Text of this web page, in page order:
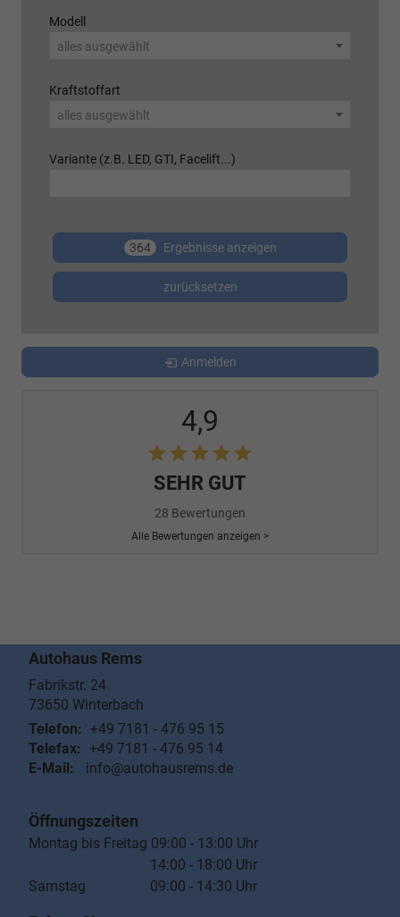
Modell
alles ausgewählt
Kraftstoffart
alles ausgewählt
Variante (z.B. LED, GTI, Facelift...)
364 Ergebnisse anzeigen
zurücksetzen
Anmelden
4,9
SEHR GUT
28 Bewertungen
Alle Bewertungen anzeigen >
Autohaus Rems
Fabrikstr. 24
73650 Winterbach
Telefon: +49 7181 - 476 95 15
Telefax: +49 7181 - 476 95 14
E-Mail:
info@autohausrems.de
Öffnungszeiten
Montag bis Freitag 09:00 - 13:00 Uhr
14:00 - 18:00 Uhr
Samstag 09:00 - 14:30 Uhr